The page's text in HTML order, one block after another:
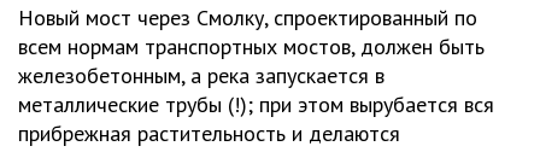
Новый мост через Смолку, спроектированный по
всем нормам транспортных мостов, должен быть
железобетонным, а река запускается в
металлические трубы (!); при этом вырубается вся
прибрежная растительность и делаются